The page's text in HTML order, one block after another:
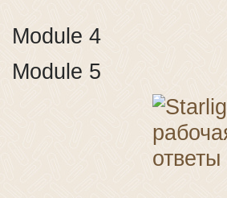
Module 4
Module 5